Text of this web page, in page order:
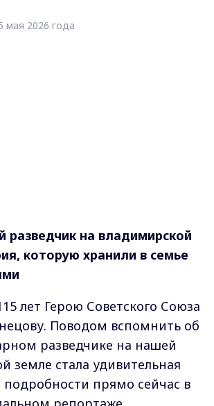
мая 2026 года
разведчик на владимирской
которую хранили в семье
лет Герою Советского Союза
Поводом вспомнить об
разведчике на нашей
земле стала удивительная
подробности прямо сейчас в